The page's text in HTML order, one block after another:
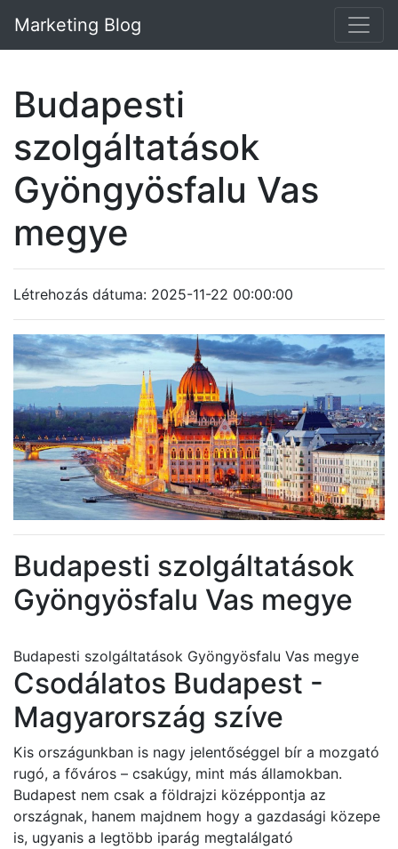
Marketing Blog
Budapesti
szolgáltatások
Gyöngyösfalu Vas
megye
Létrehozás dátuma: 2025-11-22 00:00:00
Budapesti szolgáltatások
Gyöngyösfalu Vas megye
Budapesti szolgáltatások Gyöngyösfalu Vas megye
Csodálatos Budapest -
Magyarország szíve
Kis országunkban is nagy jelentőséggel bír a mozgató
rugó, a főváros – csakúgy, mint más államokban.
Budapest nem csak a földrajzi középpontja az
országnak, hanem majdnem hogy a gazdasági közepe
is, ugyanis a legtöbb iparág megtalálgató